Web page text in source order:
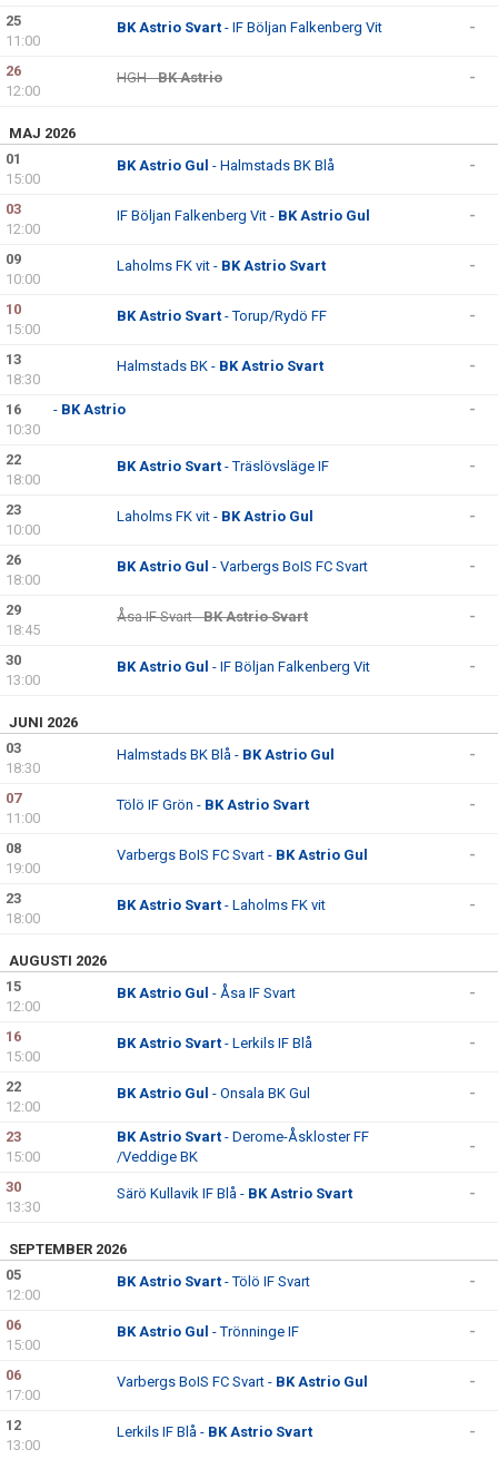
25
11:00
BK Astrio Svart - IF Böljan Falkenberg Vit -
26
12:00
HGH -BK Astrio -
MAJ 2026
01
15:00
BK Astrio Gul - Halmstads BK Blå -
03
12:00
IF Böljan Falkenberg Vit - BK Astrio Gul -
09
10:00
Laholms FK vit - BK Astrio Svart -
10
15:00
BK Astrio Svart - Torup/Rydö FF -
13
18:30
Halmstads BK - BK Astrio Svart -
16
10:30
- BK Astrio -
22
18:00
BK Astrio Svart - Träslövsläge IF -
23
10:00
Laholms FK vit - BK Astrio Gul -
26
18:00
BK Astrio Gul - Varbergs BoIS FC Svart -
29
18:45
Åsa IF Svart -BK Astrio Svart -
30
13:00
BK Astrio Gul - IF Böljan Falkenberg Vit -
JUNI 2026
03
18:30
Halmstads BK Blå - BK Astrio Gul -
07
11:00
Tölö IF Grön - BK Astrio Svart -
08
19:00
Varbergs BoIS FC Svart - BK Astrio Gul -
23
18:00
BK Astrio Svart - Laholms FK vit -
AUGUSTI 2026
15
12:00
BK Astrio Gul - Åsa IF Svart -
16
15:00
BK Astrio Svart - Lerkils IF Blå -
22
12:00
BK Astrio Gul - Onsala BK Gul -
23
15:00
BK Astrio Svart - Derome-Åskloster FF
/Veddige BK
-
30
13:30
Särö Kullavik IF Blå - BK Astrio Svart -
SEPTEMBER 2026
05
12:00
BK Astrio Svart - Tölö IF Svart -
06
15:00
BK Astrio Gul - Trönninge IF -
06
17:00
Varbergs BoIS FC Svart - BK Astrio Gul -
12
13:00
Lerkils IF Blå - BK Astrio Svart -